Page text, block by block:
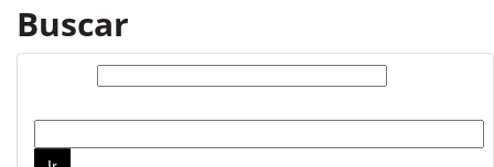
Buscar